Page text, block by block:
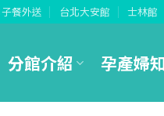
餐外送 台北大安館 士林館
分館介紹 孕產婦